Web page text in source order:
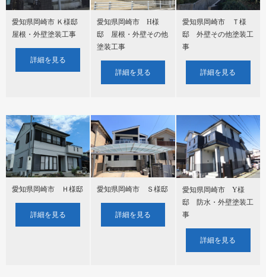
愛知県岡崎市 Ｋ様邸
屋根・外壁塗装工事
詳細を見る
愛知県岡崎市 H様
邸 屋根・外壁その他
塗装工事
詳細を見る
愛知県岡崎市 Ｔ様
邸 外壁その他塗装工
事
詳細を見る
愛知県岡崎市 Ｈ様邸
詳細を見る
愛知県岡崎市 Ｓ様邸
詳細を見る
愛知県岡崎市 Y様
邸 防水・外壁塗装工
事
詳細を見る